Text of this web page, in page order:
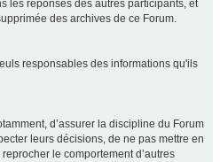
les réponses des autres participants, et
des archives de ce Forum.
responsables des informations qu'ils
d’assurer la discipline du Forum
leurs décisions, de ne pas mettre en
le comportement d’autres